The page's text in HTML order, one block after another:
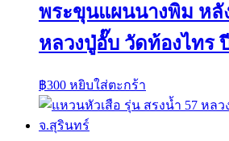
พระขุนแผนนางพิม หลั
หลวงปู่อั๊บ วัดท้องไทร
฿300 หยิบใส่ตะกร้า